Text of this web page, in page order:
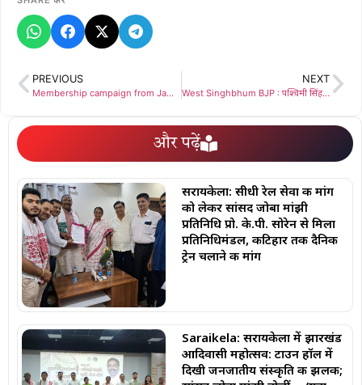
PREVIOUS
Membership campaign from Jamshedpur BJP : सरकार माइयाँ योजना के बदौलत राज्य में बनाया सरकार, जनता को ठगने का किया काम – राज्यसभा सांसद दीपक प्रकाश
NEXT
West Singhbhum BJP : पश्चिमी सिंहभूम भाजपा जिला कमेटी की सदस्यता अभियान महापर्व को लेकर हुई आवश्यक बैठक
और पढ़ें
सरायकेला: सीधी रेल सेवा की मांग
को लेकर सांसद जोबा मांझी
प्रतिनिधि प्रो. के.पी. सोरेन से मिला
प्रतिनिधिमंडल, कटिहार तक दैनिक
ट्रेन चलाने की मांग
Saraikela: सरायकेला में झारखंड
आदिवासी महोत्सव: टाउन हॉल में
दिखी जनजातीय संस्कृति की झलक;